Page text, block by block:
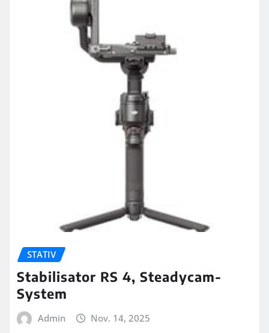
STATIV
Stabilisator RS 4, Steadycam-
System
Admin Nov. 14, 2025